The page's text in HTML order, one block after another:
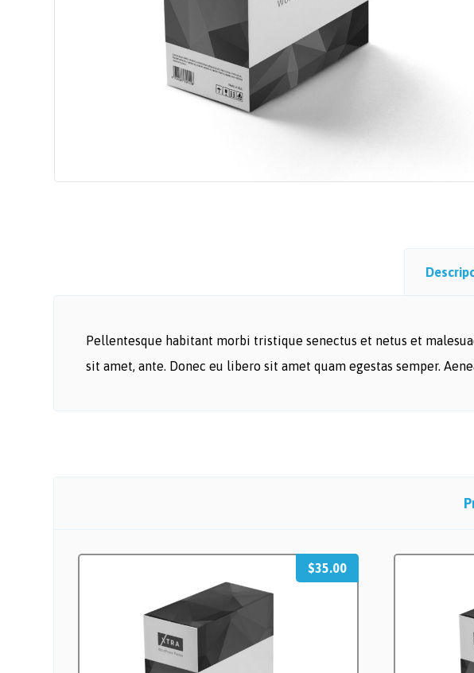
Pellentesque habitant morbi tristique senectus et netus et
sit amet, ante. Donec eu libero sit amet quam egestas semper.
$35.00